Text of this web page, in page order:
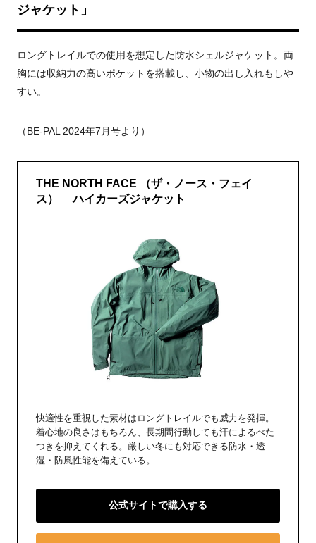
ジャケット」
ロングトレイルでの使用を想定した防水シェルジャケット。両
胸には収納力の高いポケットを搭載し、小物の出し入れもしや
すい。
（BE-PAL 2024年7月号より）
THE NORTH FACE （ザ・ノース・フェイ
ス） ハイカーズジャケット
快適性を重視した素材はロングトレイルでも威力を発揮。
着心地の良さはもちろん、長期間行動しても汗によるべた
つきを抑えてくれる。厳しい冬にも対応できる防水・透
湿・防風性能を備えている。
公式サイトで購入する